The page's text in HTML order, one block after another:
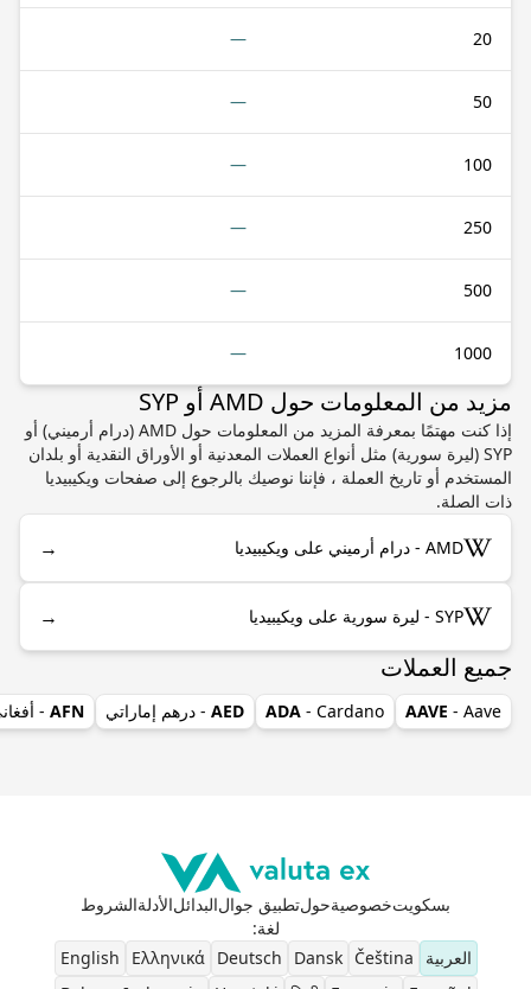
20
—
50
—
100
—
250
—
500
—
1000
—
مزيد من المعلومات حول AMD أو SYP
إذا كنت مهتمًا بمعرفة المزيد من المعلومات حول AMD (درام أرميني) أو
SYP (ليرة سورية) مثل أنواع العملات المعدنية أو الأوراق النقدية أو بلدان
المستخدم أو تاريخ العملة ، فإننا نوصيك بالرجوع إلى صفحات ويكيبيديا
ذات الصلة.
AMD - درام أرميني على ويكيبيديا →
SYP - ليرة سورية على ويكيبيديا →
جميع العملات
AAVE - Aave
ADA - Cardano
AED - درهم إماراتي AFN
-
بسكويتخصوصيةحولتطبيق جوالالبدائلالأدلةالشروط
لغة:
العربية
Čeština
Dansk
Deutsch
Ελληνικά
English